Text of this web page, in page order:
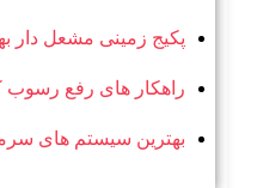
پکیج زمینی مشعل دار
راهکار های رفع رسوب
بهترین سیستم های